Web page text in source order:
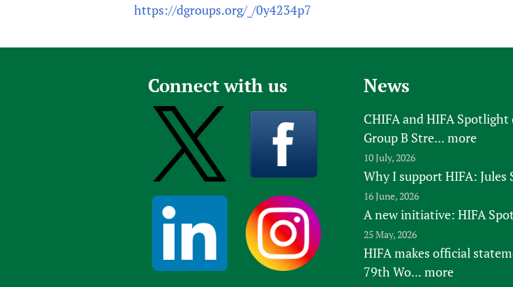
https://dgroups.org/_/0y4234p7
Connect with us News
CHIFA and HIFA Spotlight
Group B Stre... more
10 July, 2026
Why I support HIFA: Jules
16 June, 2026
A new initiative: HIFA
25 May, 2026
HIFA makes official
79th Wo... more